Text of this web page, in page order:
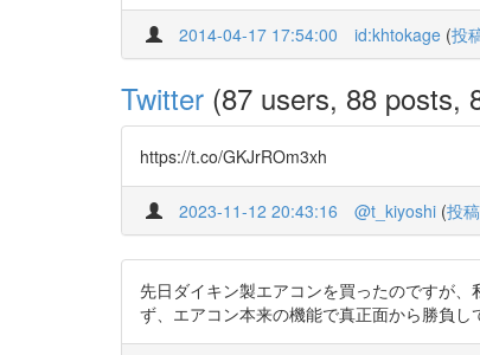
2014-04-17 17:54:00 id:khtokage (投
Twitter (87 users, 88 posts,
https://t.co/GKJrROm3xh
2023-11-12 20:43:16 @t_kiyoshi (投
先日ダイキン製エアコンを買ったのですが
ず、エアコン本来の機能で真正面から勝負